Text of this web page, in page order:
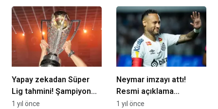
Yapay zekadan Süper
Lig tahmini! Şampiyon
olacak takım ve küme
1 yıl önce
Neymar imzayı attı!
Resmi açıklama…
1 yıl önce